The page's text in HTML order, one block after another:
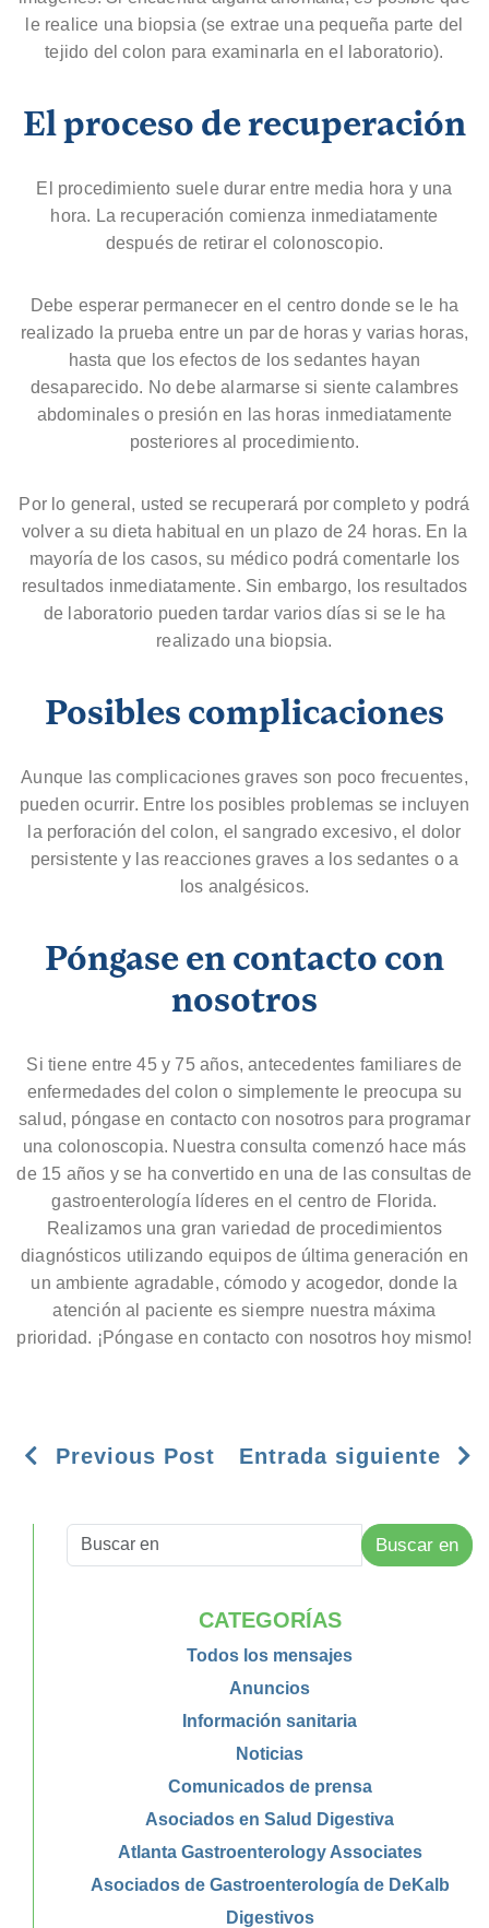
le realice una biopsia (se extrae una pequeña parte del
tejido del colon para examinarla en el laboratorio).
El proceso de recuperación
El procedimiento suele durar entre media hora y una
hora. La recuperación comienza inmediatamente
después de retirar el colonoscopio.
Debe esperar permanecer en el centro donde se le ha
realizado la prueba entre un par de horas y varias horas,
hasta que los efectos de los sedantes hayan
desaparecido. No debe alarmarse si siente calambres
abdominales o presión en las horas inmediatamente
posteriores al procedimiento.
Por lo general, usted se recuperará por completo y podrá
volver a su dieta habitual en un plazo de 24 horas. En la
mayoría de los casos, su médico podrá comentarle los
resultados inmediatamente. Sin embargo, los resultados
de laboratorio pueden tardar varios días si se le ha
realizado una biopsia.
Posibles complicaciones
Aunque las complicaciones graves son poco frecuentes,
pueden ocurrir. Entre los posibles problemas se incluyen
la perforación del colon, el sangrado excesivo, el dolor
persistente y las reacciones graves a los sedantes o a
los analgésicos.
Póngase en contacto con
nosotros
Si tiene entre 45 y 75 años, antecedentes familiares de
enfermedades del colon o simplemente le preocupa su
salud, póngase en contacto con nosotros para programar
una colonoscopia. Nuestra consulta comenzó hace más
de 15 años y se ha convertido en una de las consultas de
gastroenterología líderes en el centro de Florida.
Realizamos una gran variedad de procedimientos
diagnósticos utilizando equipos de última generación en
un ambiente agradable, cómodo y acogedor, donde la
atención al paciente es siempre nuestra máxima
prioridad. ¡Póngase en contacto con nosotros hoy mismo!
Previous Post Entrada siguiente
Buscar en
CATEGORÍAS
Todos los mensajes
Anuncios
Información sanitaria
Noticias
Comunicados de prensa
Asociados en Salud Digestiva
Atlanta Gastroenterology Associates
Asociados de Gastroenterología de DeKalb
Digestivos